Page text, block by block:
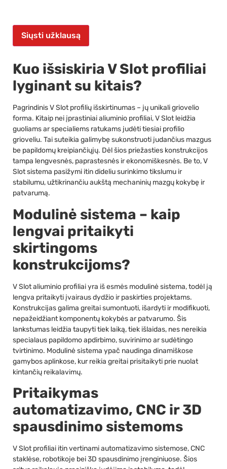
Siųsti užklausą
Kuo išsiskiria V Slot profiliai
lyginant su kitais?
Pagrindinis V Slot profilių išskirtinumas – jų unikali griovelio
forma. Kitaip nei įprastiniai aliuminio profiliai, V Slot leidžia
guoliams ar specialiems ratukams judėti tiesiai profilio
grioveliu. Tai suteikia galimybę sukonstruoti judančius mazgus
be papildomų kreipiančiųjų. Dėl šios priežasties konstrukcijos
tampa lengvesnės, paprastesnės ir ekonomiškesnės. Be to, V
Slot sistema pasižymi itin dideliu surinkimo tikslumu ir
stabilumu, užtikrinančiu aukštą mechaninių mazgų kokybę ir
patvarumą.
Modulinė sistema – kaip
lengvai pritaikyti
skirtingoms
konstrukcijoms?
V Slot aliuminio profiliai yra iš esmės modulinė sistema, todėl ją
lengva pritaikyti įvairaus dydžio ir paskirties projektams.
Konstrukcijas galima greitai sumontuoti, išardyti ir modifikuoti,
nepažeidžiant komponentų kokybės ar patvarumo. Šis
lankstumas leidžia taupyti tiek laiką, tiek išlaidas, nes nereikia
specialaus papildomo apdirbimo, suvirinimo ar sudėtingo
tvirtinimo. Modulinė sistema ypač naudinga dinamiškose
gamybos aplinkose, kur reikia greitai prisitaikyti prie nuolat
kintančių reikalavimų.
Pritaikymas
automatizavimo, CNC ir 3D
spausdinimo sistemoms
V Slot profiliai itin vertinami automatizavimo sistemose, CNC
staklėse, robotikoje bei 3D spausdinimo įrenginiuose. Šios